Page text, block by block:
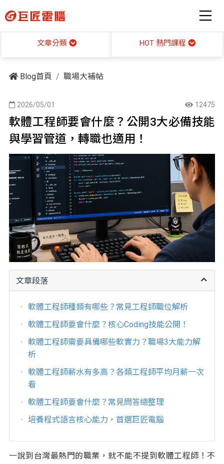
文章分類 HOT 熱門課程
Blog首頁 職場大補帖
2026/05/01 12475
軟體工程師要會什麼？公開3大必備技能
與學習管道，轉職也適用！
文章段落
軟體工程師種類有哪些？常見工程師職位解析
軟體工程師要會什麼？核心Coding技能公開！
軟體工程師需要具備哪些軟實力？職場3大能力解
析
軟體工程師薪水有多高？各類工程師平均月薪一次
看
軟體工程師要會什麼？常見問答總整理
培養程式語言核心能力，首選巨匠電腦
一說到台灣最熱門的職業，就不能不提到軟體工程師！不